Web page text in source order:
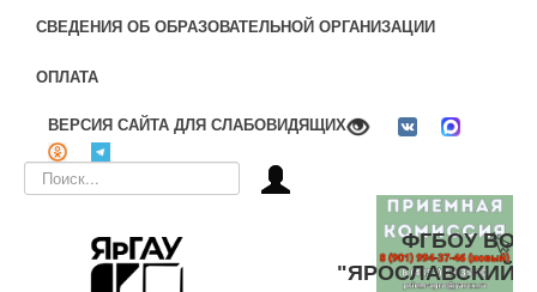
СВЕДЕНИЯ ОБ ОБРАЗОВАТЕЛЬНОЙ ОРГАНИЗАЦИИ
ОПЛАТА
ВЕРСИЯ САЙТА ДЛЯ СЛАБОВИДЯЩИХ
Искать...
ФГБОУ ВО
"ЯРОСЛАВСКИЙ